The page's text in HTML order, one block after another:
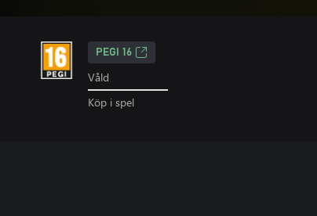
PEGI 16
Våld
Köp i spel